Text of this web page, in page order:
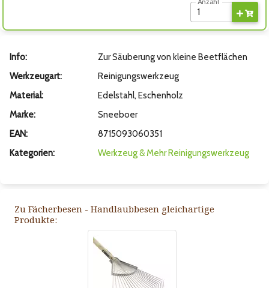
Anzahl
Info:
Zur Säuberung von kleine Beetflächen
Werkzeugart:
Reinigungswerkzeug
Material:
Edelstahl, Eschenholz
Marke:
Sneeboer
EAN:
8715093060351
Kategorien:
Werkzeug & Mehr Reinigungswerkzeug
Zu Fächerbesen - Handlaubbesen gleichartige
Produkte: